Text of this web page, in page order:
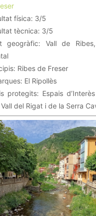
física: 3/5
tècnica: 3/5
geogràfic: Vall de
Ribes de Freser
El Ripollès
protegits: Espais
del Rigat i de la Serra